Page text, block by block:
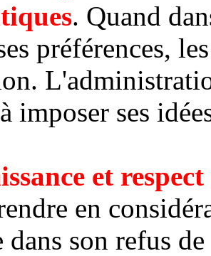
. Quand
préférences,
imposer ses
et
en
dans son refus